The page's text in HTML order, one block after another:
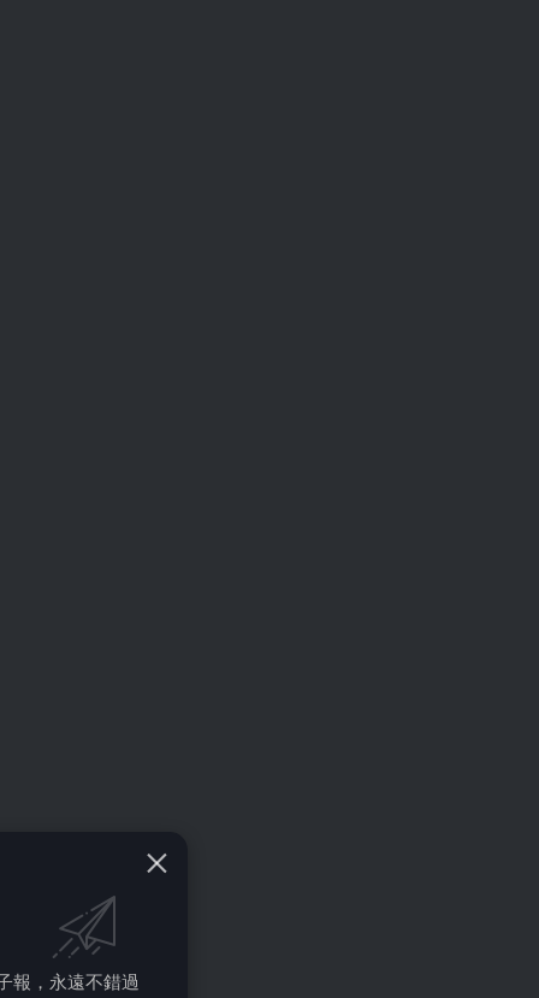
報，永遠不錯過